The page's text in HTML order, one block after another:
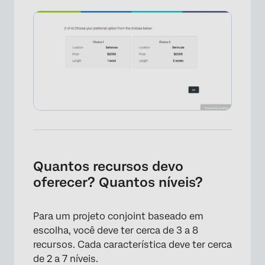
Quantos recursos devo
oferecer? Quantos níveis?
Para um projeto conjoint baseado em
escolha, você deve ter cerca de 3 a 8
recursos. Cada característica deve ter cerca
de 2 a 7 níveis.